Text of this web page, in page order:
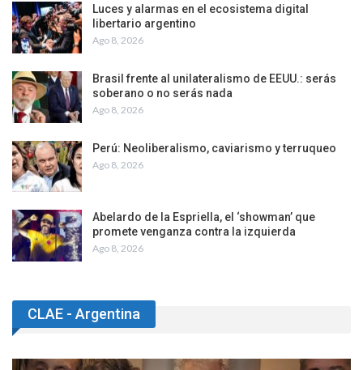
Luces y alarmas en el ecosistema digital
libertario argentino
Ago 8, 2026
Brasil frente al unilateralismo de EEUU.: serás
soberano o no serás nada
Ago 8, 2026
Perú: Neoliberalismo, caviarismo y terruqueo
Ago 8, 2026
Abelardo de la Espriella, el ‘showman’ que
promete venganza contra la izquierda
Ago 8, 2026
CLAE - Argentina